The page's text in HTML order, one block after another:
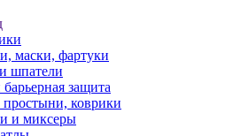
маски, фартуки
шпатели
защита
коврики
и миксеры